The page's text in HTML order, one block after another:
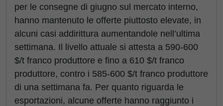
per le consegne di giugno sul mercato interno,
hanno mantenuto le offerte piuttosto elevate, in
alcuni casi addirittura aumentandole nell’ultima
settimana. Il livello attuale si attesta a 590-600
$/t franco produttore e fino a 610 $/t franco
produttore, contro i 585-600 $/t franco produttore
di una settimana fa. Per quanto riguarda le
esportazioni, alcune offerte hanno raggiunto i